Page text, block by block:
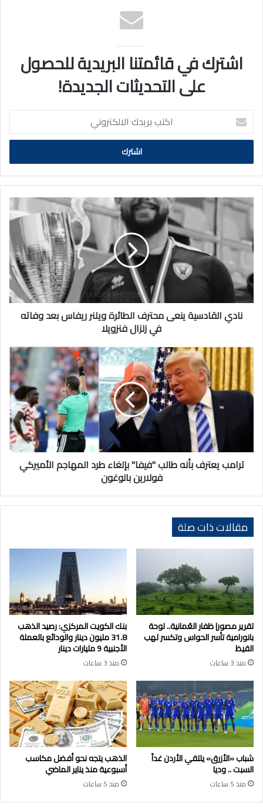
اشترك في قائمتنا البريدية للحصول
على التحديثات الجديدة!
اكتب
بريدك
الالكتروني
نادي
القادسية
ينعى
محترف
الطائرة
ريفاس
بعد
وفاته
نادي القادسية ينعى محترف الطائرة ويلنر ريفاس بعد وفاته
في زلزال فنزويلا
ترامب
يعترف
بأنه
طالب
"فيفا"
الأميركي
فولارين
بالوغون
ترامب يعترف بأنه طالب "فيفا" بإلغاء طرد المهاجم الأميركي
فولارين بالوغون
مقالات ذات صلة
تقرير مصور| ظفار العُمانية.. لوحة
بانورامية تأسر الحواس وتكسر لهب
القيظ
منذ 3 ساعات
بنك الكويت المركزي: رصيد الذهب
31.8 مليون دينار والودائع بالعملة
الأجنبية 9 مليارات دينار
منذ 3 ساعات
شباب «الأزرق» يلتقي الأردن غداً
السبت .. وديا
منذ 5 ساعات
الذهب يتجه نحو أفضل مكاسب
أسبوعية منذ يناير الماضي
منذ 5 ساعات